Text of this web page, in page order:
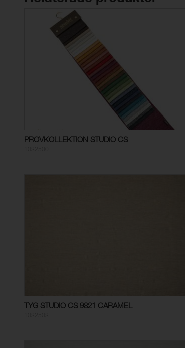
PROVKOLLEKTION STUDIO CS
TYG STUDIO CS 9821 CARAMEL